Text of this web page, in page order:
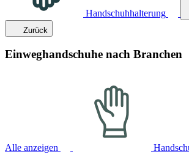
Handschuhhalterung
Zurück
Einweghandschuhe nach Branchen
Alle anzeigen